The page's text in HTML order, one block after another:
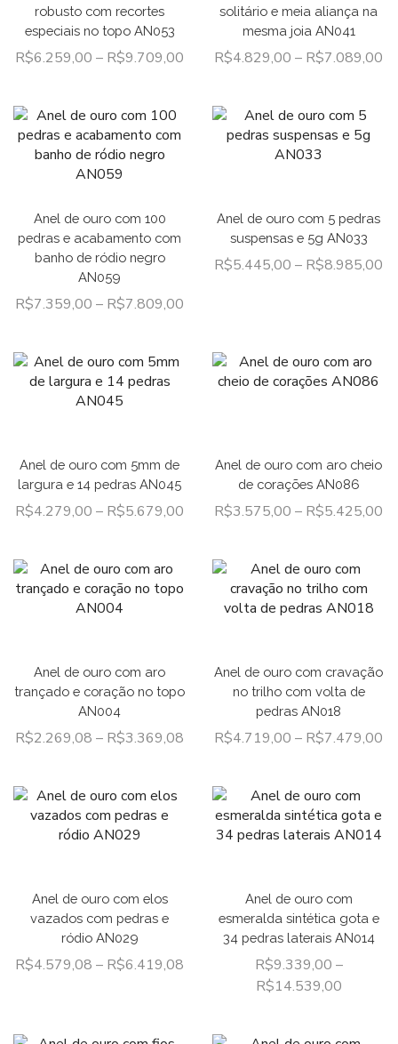
robusto com recortes
especiais no topo AN053
R$6.259,00 – R$9.709,00
solitário e meia aliança na
mesma joia AN041
R$4.829,00 – R$7.089,00
Anel de ouro com 100
pedras e acabamento com
banho de ródio negro
AN059
R$7.359,00 – R$7.809,00
Anel de ouro com 5 pedras
suspensas e 5g AN033
R$5.445,00 – R$8.985,00
Anel de ouro com 5mm de
largura e 14 pedras AN045
R$4.279,00 – R$5.679,00
Anel de ouro com aro cheio
de corações AN086
R$3.575,00 – R$5.425,00
Anel de ouro com aro
trançado e coração no topo
AN004
R$2.269,08 – R$3.369,08
Anel de ouro com cravação
no trilho com volta de
pedras AN018
R$4.719,00 – R$7.479,00
Anel de ouro com elos
vazados com pedras e
ródio AN029
R$4.579,08 – R$6.419,08
Anel de ouro com
esmeralda sintética gota e
34 pedras laterais AN014
R$9.339,00 –
R$14.539,00